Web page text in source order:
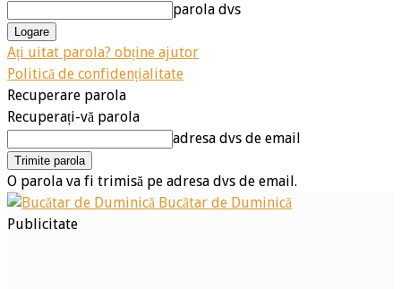
parola dvs
Ați uitat parola? obține ajutor
Politică de confidențialitate
Recuperare parola
Recuperați-vă parola
adresa dvs de email
O parola va fi trimisă pe adresa dvs de email.
Bucătar de Duminică
Publicitate